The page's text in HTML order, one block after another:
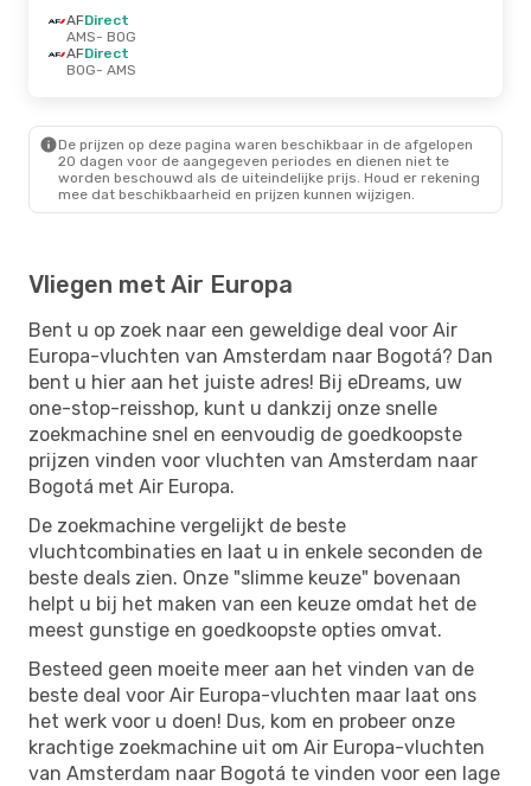
AFDirect
AMS- BOG
AFDirect
BOG- AMS
De prijzen op deze pagina waren beschikbaar in de afgelopen
20 dagen voor de aangegeven periodes en dienen niet te
worden beschouwd als de uiteindelijke prijs. Houd er rekening
mee dat beschikbaarheid en prijzen kunnen wijzigen.
Vliegen met Air Europa
Bent u op zoek naar een geweldige deal voor Air
Europa-vluchten van Amsterdam naar Bogotá? Dan
bent u hier aan het juiste adres! Bij eDreams, uw
one-stop-reisshop, kunt u dankzij onze snelle
zoekmachine snel en eenvoudig de goedkoopste
prijzen vinden voor vluchten van Amsterdam naar
Bogotá met Air Europa.
De zoekmachine vergelijkt de beste
vluchtcombinaties en laat u in enkele seconden de
beste deals zien. Onze "slimme keuze" bovenaan
helpt u bij het maken van een keuze omdat het de
meest gunstige en goedkoopste opties omvat.
Besteed geen moeite meer aan het vinden van de
beste deal voor Air Europa-vluchten maar laat ons
het werk voor u doen! Dus, kom en probeer onze
krachtige zoekmachine uit om Air Europa-vluchten
van Amsterdam naar Bogotá te vinden voor een lage